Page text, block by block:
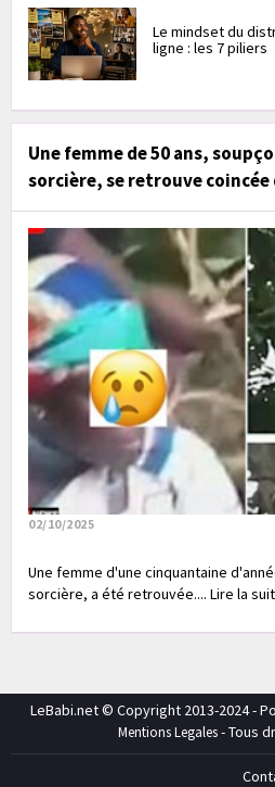
Le mindset du
ligne : les 7 piliers
Une femme de 50 ans,
sorcière, se retrouve
02/10/2025
Une femme d'une cinquantaine
sorcière, a été retrouvée.... Lire la
LeBabi.net © Copyright 2013-2024 -
Mentions Legales- Tous